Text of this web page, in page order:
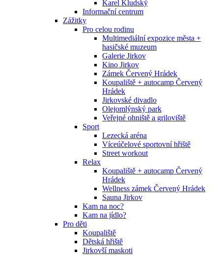
Karel Kludský
Informační centrum
Zážitky
Pro celou rodinu
Multimediální expozice města +
hasičské muzeum
Galerie Jirkov
Kino Jirkov
Zámek Červený Hrádek
Koupaliště + autocamp Červený
Hrádek
Jirkovské divadlo
Olejomlýnský park
Veřejné ohniště a griloviště
Sport
Lezecká aréna
Víceúčelové sportovní hřiště
Street workout
Relax
Koupaliště + autocamp Červený
Hrádek
Wellness zámek Červený Hrádek
Sauna Jirkov
Kam na noc?
Kam na jídlo?
Pro děti
Koupaliště
Dětská hřiště
Jirkovší maskoti